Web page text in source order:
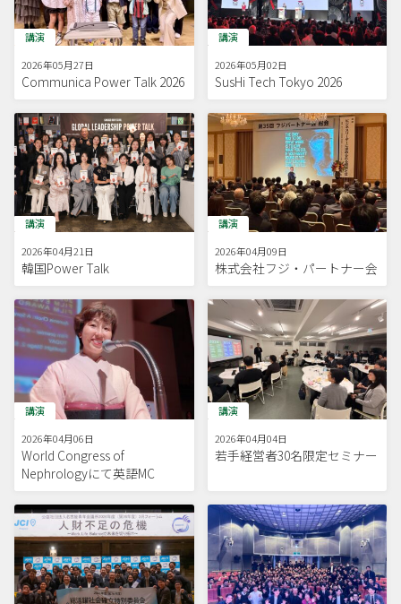
講演
2026年05月27日
Communica Power Talk 2026
講演
2026年05月02日
SusHi Tech Tokyo 2026
講演
2026年04月21日
韓国Power Talk
講演
2026年04月09日
株式会社フジ・パートナー会
講演
2026年04月06日
World Congress of
Nephrologyにて英語MC
講演
2026年04月04日
若手経営者30名限定セミナー